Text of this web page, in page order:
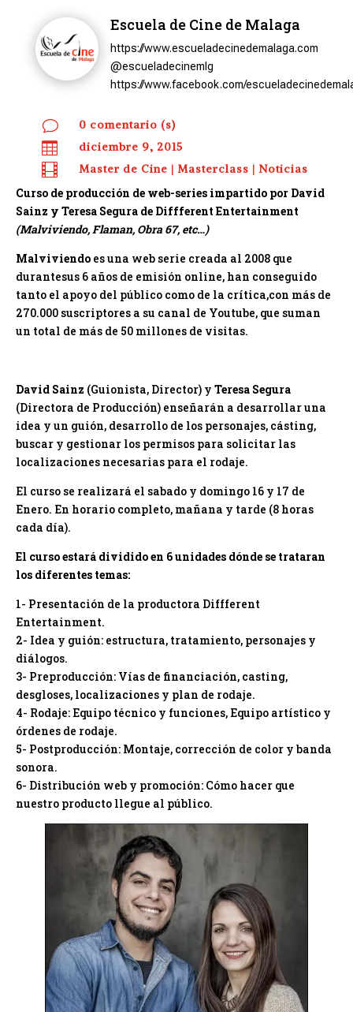
Escuela de Cine de Malaga
https://www.escueladecinedemalaga.com
@escueladecinemlg
https://www.facebook.com/
v 0 comentario (s)
 diciembre 9, 2015
 Master de Cine | Masterclass | Noticias
Curso de producción de web-series impartido por David
Sainz y Teresa Segura de Diffferent Entertainment
(Malviviendo, Flaman, Obra 67, etc…)
Malviviendo es una web serie creada al 2008 que
durantesus 6 años de emisión online, han conseguido
tanto el apoyo del público como de la crítica,con más de
270.000 suscriptores a su canal de Youtube, que suman
un total de más de 50 millones de visitas.
David Sainz (Guionista, Director) y Teresa Segura
(Directora de Producción) enseñarán a desarrollar una
idea y un guión, desarrollo de los personajes, cásting,
buscar y gestionar los permisos para solicitar las
localizaciones necesarias para el rodaje.
El curso se realizará el sabado y domingo 16 y 17 de
Enero. En horario completo, mañana y tarde (8 horas
cada día).
El curso estará dividido en 6 unidades dónde se trataran
los diferentes temas:
1- Presentación de la productora Diffferent
Entertainment.
2- Idea y guión: estructura, tratamiento, personajes y
diálogos.
3- Preproducción: Vías de financiación, casting,
desgloses, localizaciones y plan de rodaje.
4- Rodaje: Equipo técnico y funciones, Equipo artístico y
órdenes de rodaje.
5- Postproducción: Montaje, corrección de color y banda
sonora.
6- Distribución web y promoción: Cómo hacer que
nuestro producto llegue al público.